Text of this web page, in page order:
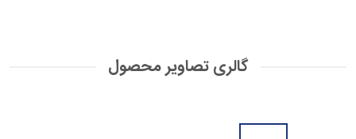
گالری تصاویر محصول